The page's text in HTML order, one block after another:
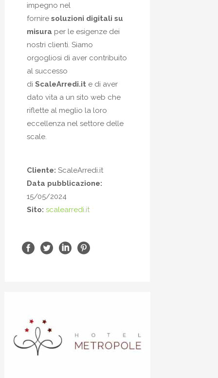
impegno nel
fornire soluzioni digitali su
misura per le esigenze dei
nostri clienti. Siamo
orgogliosi di aver contribuito
al successo
di ScaleArredi.it e di aver
dato vita a un sito web che
riflette al meglio la loro
eccellenza nel settore delle
scale.
Cliente: ScaleArredi.it
Data pubblicazione:
15/05/2024
Sito: scalearredi.it